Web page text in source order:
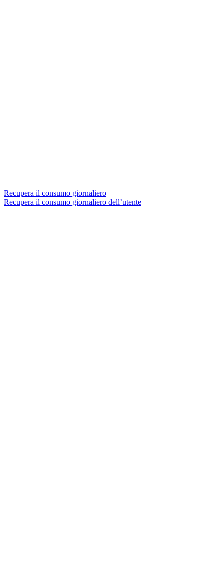
Recupera il consumo giornaliero
Recupera il consumo giornaliero dell’utente